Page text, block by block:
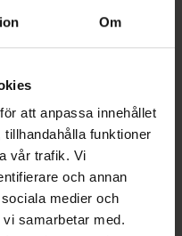
Om
att anpassa innehållet
funktioner
vår trafik. Vi
och annan
medier och
samarbetar med.
värmeskador upp
glider smidigt